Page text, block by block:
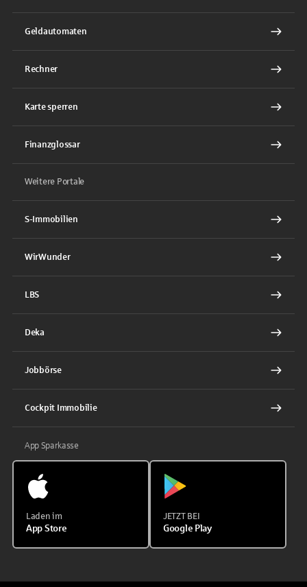
Geldautomaten
Rechner
Karte sperren
Finanzglossar
Weitere Portale
S-Immobilien
WirWunder
LBS
Deka
Jobbörse
Cockpit Immobilie
App Sparkasse
Laden im
App Store
JETZT BEI
Google Play